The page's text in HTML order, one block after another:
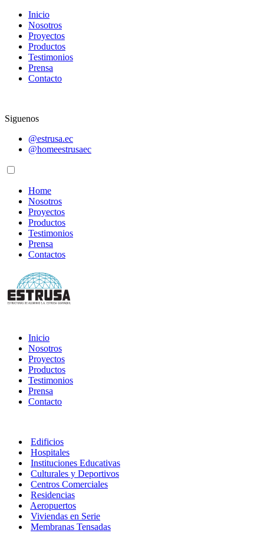
Inicio
Nosotros
Proyectos
Productos
Testimonios
Prensa
Contacto
Siguenos
@estrusa.ec
@homeestrusaec
Home
Nosotros
Proyectos
Productos
Testimonios
Prensa
Contactos
Inicio
Nosotros
Proyectos
Productos
Testimonios
Prensa
Contacto
Edificios
Hospitales
Instituciones Educativas
Culturales y Deportivos
Centros Comerciales
Residencias
Aeropuertos
Viviendas en Serie
Membranas Tensadas